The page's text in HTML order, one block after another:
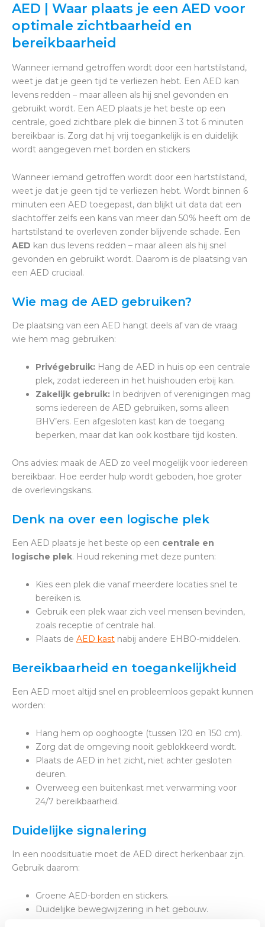
AED | Waar plaats je een AED voor
optimale zichtbaarheid en
bereikbaarheid
Wanneer iemand getroffen wordt door een hartstilstand,
weet je dat je geen tijd te verliezen hebt. Een AED kan
levens redden – maar alleen als hij snel gevonden en
gebruikt wordt. Een AED plaats je het beste op een
centrale, goed zichtbare plek die binnen 3 tot 6 minuten
bereikbaar is. Zorg dat hij vrij toegankelijk is en duidelijk
wordt aangegeven met borden en stickers
Wanneer iemand getroffen wordt door een hartstilstand,
weet je dat je geen tijd te verliezen hebt. Wordt binnen 6
minuten een AED toegepast, dan blijkt uit data dat een
slachtoffer zelfs een kans van meer dan 50% heeft om de
hartstilstand te overleven zonder blijvende schade. Een
AED kan dus levens redden – maar alleen als hij snel
gevonden en gebruikt wordt. Daarom is de plaatsing van
een AED cruciaal.
Wie mag de AED gebruiken?
De plaatsing van een AED hangt deels af van de vraag
wie hem mag gebruiken:
Privégebruik: Hang de AED in huis op een centrale
plek, zodat iedereen in het huishouden erbij kan.
Zakelijk gebruik: In bedrijven of verenigingen mag
soms iedereen de AED gebruiken, soms alleen
BHV’ers. Een afgesloten kast kan de toegang
beperken, maar dat kan ook kostbare tijd kosten.
Ons advies: maak de AED zo veel mogelijk voor iedereen
bereikbaar. Hoe eerder hulp wordt geboden, hoe groter
de overlevingskans.
Denk na over een logische plek
Een AED plaats je het beste op een centrale en
logische plek. Houd rekening met deze punten:
Kies een plek die vanaf meerdere locaties snel te
bereiken is.
Gebruik een plek waar zich veel mensen bevinden,
zoals receptie of centrale hal.
Plaats de AED kast nabij andere EHBO-middelen.
Bereikbaarheid en toegankelijkheid
Een AED moet altijd snel en probleemloos gepakt kunnen
worden:
Hang hem op ooghoogte (tussen 120 en 150 cm).
Zorg dat de omgeving nooit geblokkeerd wordt.
Plaats de AED in het zicht, niet achter gesloten
deuren.
Overweeg een buitenkast met verwarming voor
24/7 bereikbaarheid.
Duidelijke signalering
In een noodsituatie moet de AED direct herkenbaar zijn.
Gebruik daarom:
Groene AED-borden en stickers.
Duidelijke bewegwijzering in het gebouw.